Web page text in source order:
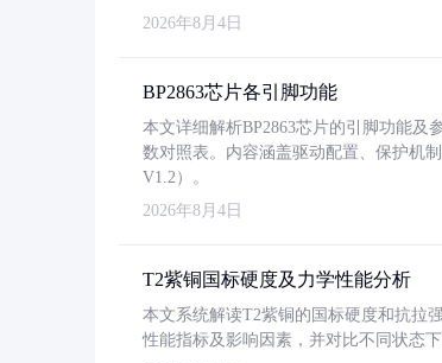
2026年8月4日
BP2863芯片各引脚功能
本文详细解析BP2863芯片的引脚功能
数对照表。内容涵盖驱动配置、保护机
V1.2）。
2026年8月4日
T2紫铜国标硬度及力学性能分析
本文系统解读T2紫铜的国标硬度和抗拉
性能指标及影响因素，并对比不同状态